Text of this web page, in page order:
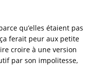
qu’elles étaient pas
ferait peur aux petite
croire à une version
par son impolitesse,